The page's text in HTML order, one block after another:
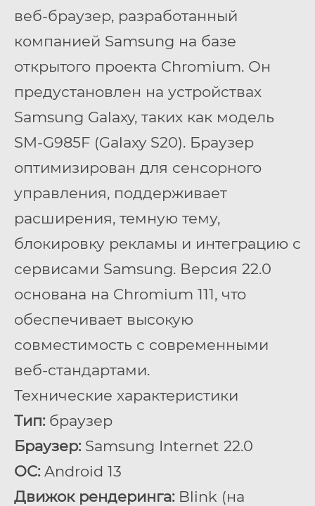
веб-браузер, разработанный
компанией Samsung на базе
открытого проекта Chromium. Он
предустановлен на устройствах
Samsung Galaxy, таких как модель
SM-G985F (Galaxy S20). Браузер
оптимизирован для сенсорного
управления, поддерживает
расширения, темную тему,
блокировку рекламы и интеграцию с
сервисами Samsung. Версия 22.0
основана на Chromium 111, что
обеспечивает высокую
совместимость с современными
веб-стандартами.
Технические характеристики
Тип:браузер
Браузер:Samsung Internet 22.0
ОС:Android 13
Движок рендеринга:Blink (на